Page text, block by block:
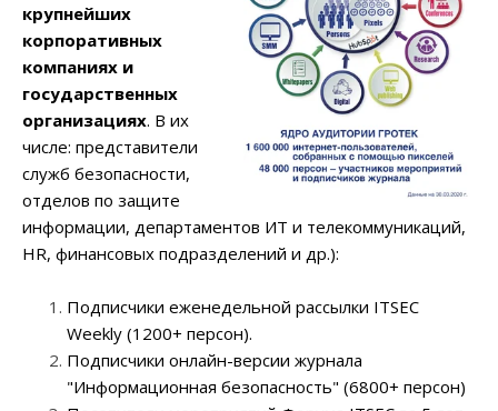
крупнейших
корпоративных
компаниях и
государственных
организациях. В их
числе: представители
служб безопасности,
отделов по защите
информации, департаментов ИТ и телекоммуникаций,
HR, финансовых подразделений и др.):
Подписчики еженедельной рассылки ITSEC
Weekly (1200+ персон).
Подписчики онлайн-версии журнала
"Информационная безопасность" (6800+ персон)